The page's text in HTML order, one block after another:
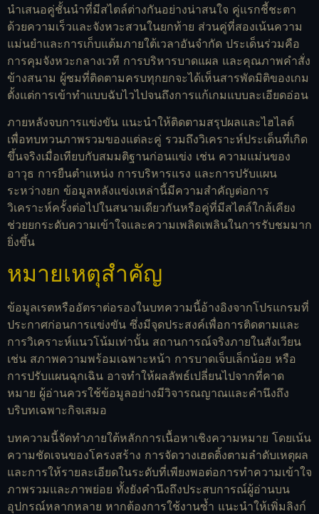
นำเสนอคู่ชั้นนำที่มีสไตล์ต่างกันอย่างน่าสนใจ คู่แรกชี้ชะตา
ด้วยความเร็วและจังหวะสวนในยกท้าย ส่วนคู่ที่สองเน้นความ
แม่นยำและการเก็บแต้มภายใต้เวลาอันจำกัด ประเด็นร่วมคือ
การคุมจังหวะกลางเวที การบริหารบาดแผล และคุณภาพคำสั่ง
ข้างสนาม ผู้ชมที่ติดตามครบทุกยกจะได้เห็นสารพัดมิติของเกม
ตั้งแต่การเข้าทำแบบฉับไวไปจนถึงการแก้เกมแบบละเอียดอ่อน
ภายหลังจบการแข่งขัน แนะนำให้ติดตามสรุปผลและไฮไลต์
เพื่อทบทวนภาพรวมของแต่ละคู่ รวมถึงวิเคราะห์ประเด็นที่เกิด
ขึ้นจริงเมื่อเทียบกับสมมติฐานก่อนแข่ง เช่น ความแม่นของ
อาวุธ การยืนตำแหน่ง การบริหารแรง และการปรับแผน
ระหว่างยก ข้อมูลหลังแข่งเหล่านี้มีความสำคัญต่อการ
วิเคราะห์ครั้งต่อไปในสนามเดียวกันหรือคู่ที่มีสไตล์ใกล้เคียง
ช่วยยกระดับความเข้าใจและความเพลิดเพลินในการรับชมมาก
ยิ่งขึ้น
หมายเหตุสำคัญ
ข้อมูลเรตหรืออัตราต่อรองในบทความนี้อ้างอิงจากโปรแกรมที่
ประกาศก่อนการแข่งขัน ซึ่งมีจุดประสงค์เพื่อการติดตามและ
การวิเคราะห์แนวโน้มเท่านั้น สถานการณ์จริงภายในสังเวียน
เช่น สภาพความพร้อมเฉพาะหน้า การบาดเจ็บเล็กน้อย หรือ
การปรับแผนฉุกเฉิน อาจทำให้ผลลัพธ์เปลี่ยนไปจากที่คาด
หมาย ผู้อ่านควรใช้ข้อมูลอย่างมีวิจารณญาณและคำนึงถึง
บริบทเฉพาะกิจเสมอ
บทความนี้จัดทำภายใต้หลักการเนื้อหาเชิงความหมาย โดยเน้น
ความชัดเจนของโครงสร้าง การจัดวางเฮดดิ้งตามลำดับเหตุผล
และการให้รายละเอียดในระดับที่เพียงพอต่อการทำความเข้าใจ
ภาพรวมและภาพย่อย ทั้งยังคำนึงถึงประสบการณ์ผู้อ่านบน
อุปกรณ์หลากหลาย หากต้องการใช้งานซ้ำ แนะนำให้เพิ่มลิงก์